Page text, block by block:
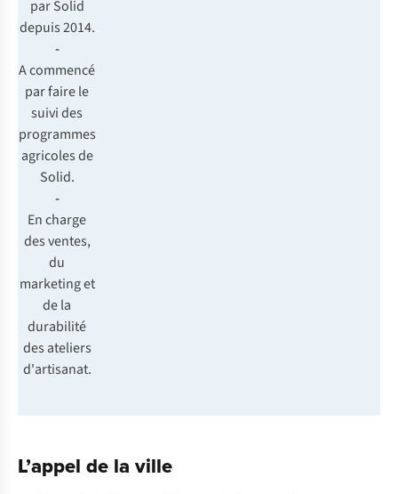
par Solid
depuis 2014.
-
A commencé
par faire le
suivi des
programmes
agricoles de
Solid.
-
En charge
des ventes,
du
marketing et
de la
durabilité
des ateliers
d'artisanat.
L’appel de la ville